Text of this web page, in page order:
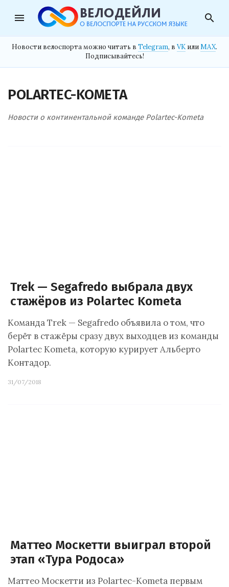
menu search
Новости велоспорта можно читать в Telegram, в VK илиMAX.
Подписывайтесь!
POLARTEC-KOMETA
Новости о континентальной команде Polartec-Kometa
Trek — Segafredo выбрала двух
стажёров из Polartec Kometa
Команда Trek — Segafredo объявила о том, что
берёт в стажёры сразу двух выходцев из команды
Polartec Kometa, которую курирует Альберто
Контадор.
31/07/2018
Маттео Москетти выиграл второй
этап «Тура Родоса»
Маттео Москетти из Polartec-Kometa первым